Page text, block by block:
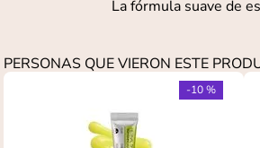
La fórmula suave de
PERSONAS QUE VIERON ESTE
-10 %